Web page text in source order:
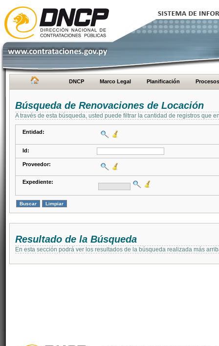
DNCP Marco Legal Planificación Procesos
Búsqueda de Renovaciones de Locación
A través de esta búsqueda, usted puede filtrar la cantidad de registros que
Entidad:
Id:
Proveedor:
Expediente:
Resultado de la Búsqueda
En esta sección podrá ver los resultados de la búsqueda realizada más